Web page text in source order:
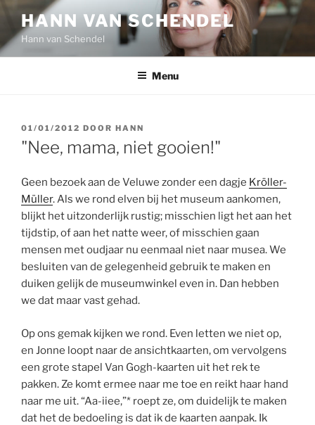
Ga
de
inhoud
HANN VAN SCHENDEL
Hann van Schendel
Menu
GEPLAATST
OP
01/01/2012 DOOR HANN
"Nee, mama, niet gooien!"
Geen bezoek aan de Veluwe zonder een dagje Kröller-
Müller. Als we rond elven bij het museum aankomen,
blijkt het uitzonderlijk rustig; misschien ligt het aan het
tijdstip, of aan het natte weer, of misschien gaan
mensen met oudjaar nu eenmaal niet naar musea. We
besluiten van de gelegenheid gebruik te maken en
duiken gelijk de museumwinkel even in. Dan hebben
we dat maar vast gehad.
Op ons gemak kijken we rond. Even letten we niet op,
en Jonne loopt naar de ansichtkaarten, om vervolgens
een grote stapel Van Gogh-kaarten uit het rek te
pakken. Ze komt ermee naar me toe en reikt haar hand
naar me uit. “Aa-iiee,”* roept ze, om duidelijk te maken
dat het de bedoeling is dat ik de kaarten aanpak. Ik